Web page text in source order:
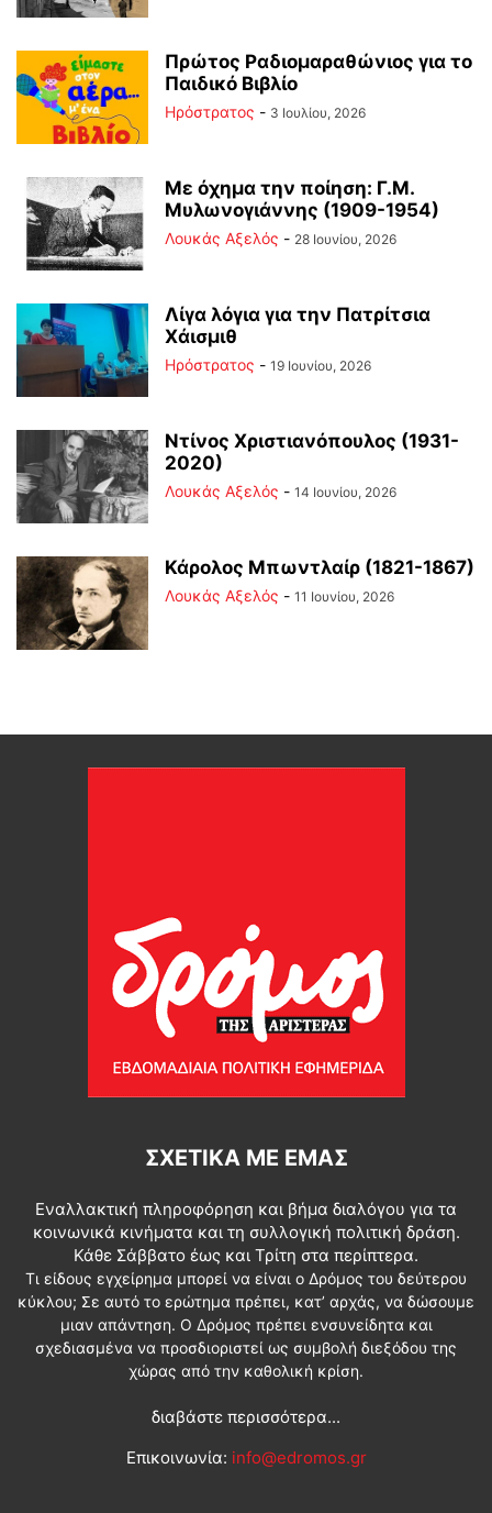
Πρώτος Ραδιομαραθώνιος για το
Παιδικό Βιβλίο
Ηρόστρατος - 3 Ιουλίου, 2026
Με όχημα την ποίηση: Γ.Μ.
Μυλωνογιάννης (1909-1954)
Λουκάς Αξελός - 28 Ιουνίου, 2026
Λίγα λόγια για την Πατρίτσια
Χάισμιθ
Ηρόστρατος - 19 Ιουνίου, 2026
Ντίνος Χριστιανόπουλος (1931-
2020)
Λουκάς Αξελός - 14 Ιουνίου, 2026
Κάρολος Μπωντλαίρ (1821-1867)
Λουκάς Αξελός - 11 Ιουνίου, 2026
ΣΧΕΤΙΚΆ ΜΕ ΕΜΆΣ
Εναλλακτική πληροφόρηση και βήμα διαλόγου για τα
κοινωνικά κινήματα και τη συλλογική πολιτική δράση.
Κάθε Σάββατο έως και Τρίτη στα περίπτερα.
Τι είδους εγχείρημα μπορεί να είναι ο Δρόμος του δεύτερου
κύκλου; Σε αυτό το ερώτημα πρέπει, κατ’ αρχάς, να δώσουμε
μιαν απάντηση. Ο Δρόμος πρέπει ενσυνείδητα και
σχεδιασμένα να προσδιοριστεί ως συμβολή διεξόδου της
χώρας από την καθολική κρίση.
διαβάστε περισσότερα...
Επικοινωνία: info@edromos.gr